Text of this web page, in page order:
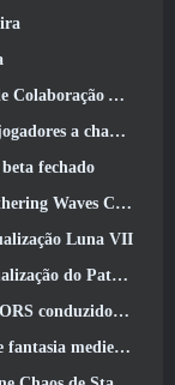
Automata
Créditos e um novo título
fechado
de Edgerunners
Luna VII
Retorno dos Antigos
pela comunidade
‘Dragon’s Claim’